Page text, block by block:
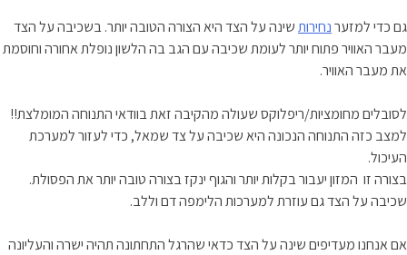
גם כדי למזערנחירותשינה על הצד היא הצורה הטובה יותר. בשכיבה על הצד
מעבר האוויר פתוח יותר לעומת שכיבה עם הגב בה הלשון נופלת אחורה וחוסמת
את מעבר האוויר.
לסובלים מחומציות/ריפלוקס שעולה מהקיבה זאת בוודאי התנוחה המומלצת!!
למצב כזה התנוחה הנכונה היא שכיבה על צד שמאל, כדי לעזור למערכת
העיכול.
בצורה זו המזון יעבור בקלות יותר והגוף ינקז בצורה טובה יותר את הפסולת.
שכיבה על הצד גם עוזרת למערכות הלימפה דם וללב.
אם אנחנו מעדיפים שינה על הצד כדאי שהרגל התחתונה תהיה ישרה והעליונה